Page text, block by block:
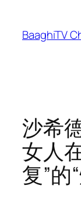
content
BaaghiTV
沙希
女人
复”的